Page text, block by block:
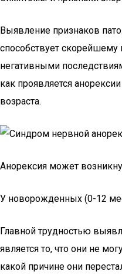
Выявление признаков
способствует
негативными
как проявляется
возраста.
Анорексия может
У новорожденных (0-12
Главной трудностью
является то, что они не
какой причине они